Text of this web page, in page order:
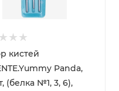
кистей
Panda,
(белка №1, 3, 6),